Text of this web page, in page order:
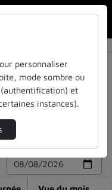
la vidéo Visite
économiques
personnaliser
mode sombre ou
et
instances).